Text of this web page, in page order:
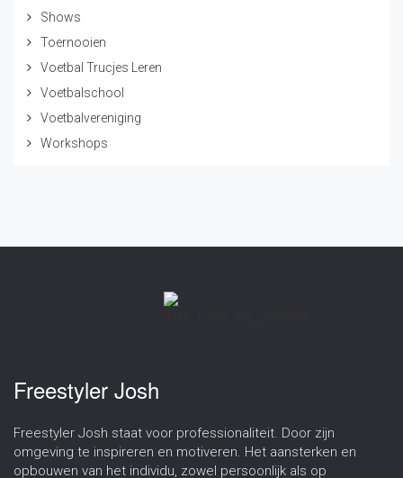
Shows
Toernooien
Voetbal Trucjes Leren
Voetbalschool
Voetbalvereniging
Workshops
Freestyler Josh
Freestyler Josh staat voor professionaliteit. Door zijn
omgeving te inspireren en motiveren. Het aansterken en
opbouwen van het individu, zowel persoonlijk als op